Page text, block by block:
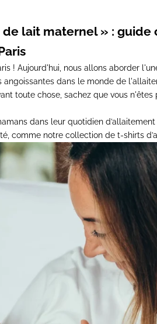
lait maternel » :
! Aujourd'hui, nous allons aborder
dans le monde de
toute chose, sachez que vous n'êtes
dans leur quotidien
comme notre collection de t-shirts